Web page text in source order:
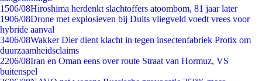
1506/08Hiroshima herdenkt slachtoffers atoombom, 81 jaar later
1906/08Drone met explosieven bij Duits vliegveld voedt vrees voor
hybride aanval
3406/08Wakker Dier dient klacht in tegen insectenfabriek Protix om
duurzaamheidsclaims
2206/08Iran en Oman eens over route Straat van Hormuz, VS
buitenspel